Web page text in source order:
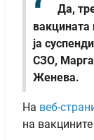
Да,
вакцината
ја
СЗО,
Женева.
На веб-
на